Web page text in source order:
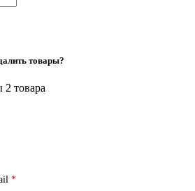
товары?
2 товара
*